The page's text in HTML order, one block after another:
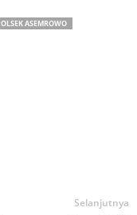
ASEMROWO
Selanjutnya